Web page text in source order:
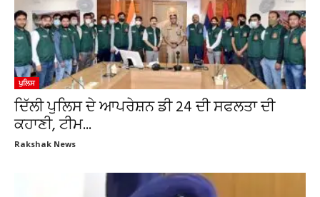
ਪੁਲਿਸ
ਦਿੱਲੀ ਪੁਲਿਸ ਦੇ ਆਪਰੇਸ਼ਨ ਡੀ 24 ਦੀ ਸਫਲਤਾ ਦੀ
ਕਹਾਣੀ, ਟੀਮ...
Rakshak News